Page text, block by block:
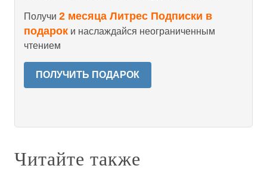
Получи 2 месяца Литрес Подписки в
подарок и наслаждайся неограниченным
чтением
ПОЛУЧИТЬ ПОДАРОК
Читайте также